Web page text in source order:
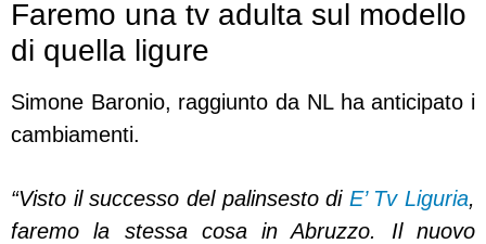
Faremo una tv adulta sul modello
di quella ligure
Simone Baronio, raggiunto da NL ha anticipato i
cambiamenti.
“Visto il successo del palinsesto di E’ Tv Liguria,
faremo la stessa cosa in Abruzzo. Il nuovo